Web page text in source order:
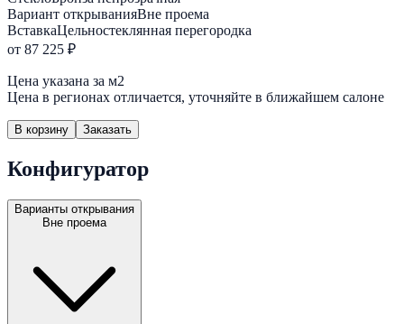
Вариант открыванияВне проема
ВставкаЦельностеклянная перегородка
от 87 225 ₽
Цена указана за м2
Цена в регионах отличается, уточняйте в ближайшем салоне
В корзину Заказать
Конфигуратор
Варианты открывания
Вне проема